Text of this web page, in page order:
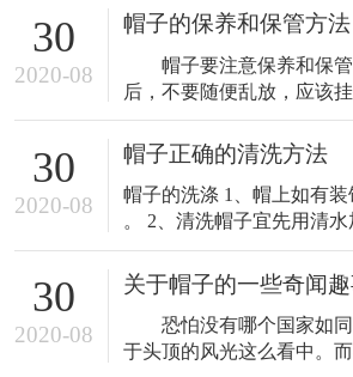
30
2020-08
帽子的保养和保管方法
帽子要注意保养和保管
后，不要随便乱放，应该
上，或者衣钩上，上面不
走样变形 。帽子戴久了，
上油垢、污物，要及时洗刷
拆下洗净，再绷上，以免
潮发霉，影响帽子 寿命。
常刷。粘附在帽面上的污
软刷蘸上
30
2020-08
帽子正确的清洗方法
帽子的洗涤 1、帽上如有装饰品应先取下
。 2、清洗帽子宜先用清水加中性洗洁剂稍
为浸泡 。 3、用软性刷子轻轻刷洗 。 4、
内圈汗带部份〈与头圈接触
洗几次，以彻底洗净汗 垢
如果您选用的是抗菌防臭
就免了。 5、将帽子折合成四瓣，轻轻甩掉
30
2020-08
关于帽子的一些奇闻
恐怕没有哪个国家如同
于头顶的风光这么看中。